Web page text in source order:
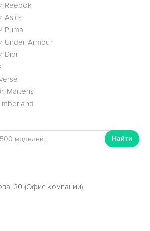
Reebok
Asics
Puma
Under Armour
Dior
Martens
Найти
30 (Офис компании)